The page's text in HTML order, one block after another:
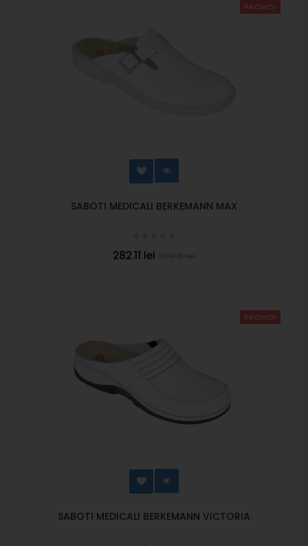
PROMO!
SABOTI MEDICALI BERKEMANN MAX
282.11 lei
PROMO!
SABOTI MEDICALI BERKEMANN VICTORIA